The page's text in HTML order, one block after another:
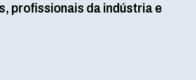
profissionais da indústria e